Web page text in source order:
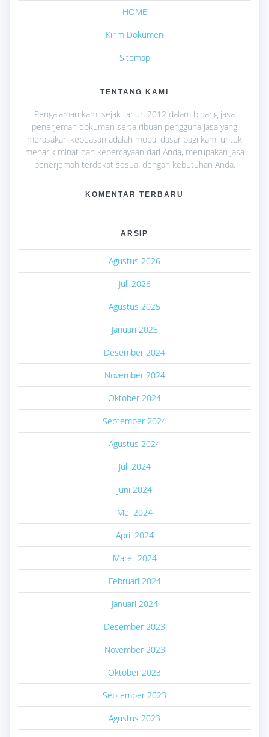
HOME
Kirim Dokumen
Sitemap
TENTANG KAMI
Pengalaman kami sejak tahun 2012 dalam bidang jasa
penerjemah dokumen serta ribuan pengguna jasa yang
merasakan kepuasan adalah modal dasar bagi kami untuk
menarik minat dan kepercayaan dari Anda, merupakan jasa
penerjemah terdekat sesuai dengan kebutuhan Anda.
KOMENTAR TERBARU
ARSIP
Agustus 2026
Juli 2026
Agustus 2025
Januari 2025
Desember 2024
November 2024
Oktober 2024
September 2024
Agustus 2024
Juli 2024
Juni 2024
Mei 2024
April 2024
Maret 2024
Februari 2024
Januari 2024
Desember 2023
November 2023
Oktober 2023
September 2023
Agustus 2023